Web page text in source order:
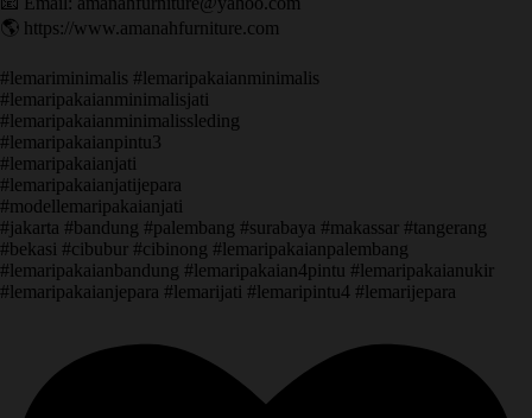
🌎 https://www.amanahfurniture.com
#lemariminimalis #lemaripakaianminimalis
#lemaripakaianminimalisjati
#lemaripakaianminimalissleding
#lemaripakaianpintu3
#lemaripakaianjati
#lemaripakaianjatijepara
#modellemaripakaianjati
#jakarta #bandung #palembang #surabaya #makassar #tangerang
#bekasi #cibubur #cibinong #lemaripakaianpalembang
#lemaripakaianbandung #lemaripakaian4pintu #lemaripakaianukir
#lemaripakaianjepara #lemarijati #lemaripintu4 #lemarijepara